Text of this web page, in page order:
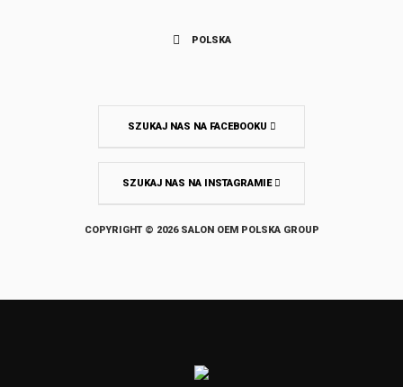
POLSKA
SZUKAJ NAS NA FACEBOOKU
SZUKAJ NAS NA INSTAGRAMIE
COPYRIGHT © 2026 SALON OEM POLSKA GROUP